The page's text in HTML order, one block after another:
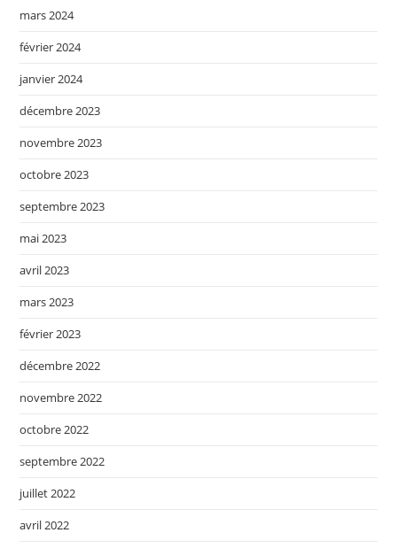
mars 2024
février 2024
janvier 2024
décembre 2023
novembre 2023
octobre 2023
septembre 2023
mai 2023
avril 2023
mars 2023
février 2023
décembre 2022
novembre 2022
octobre 2022
septembre 2022
juillet 2022
avril 2022